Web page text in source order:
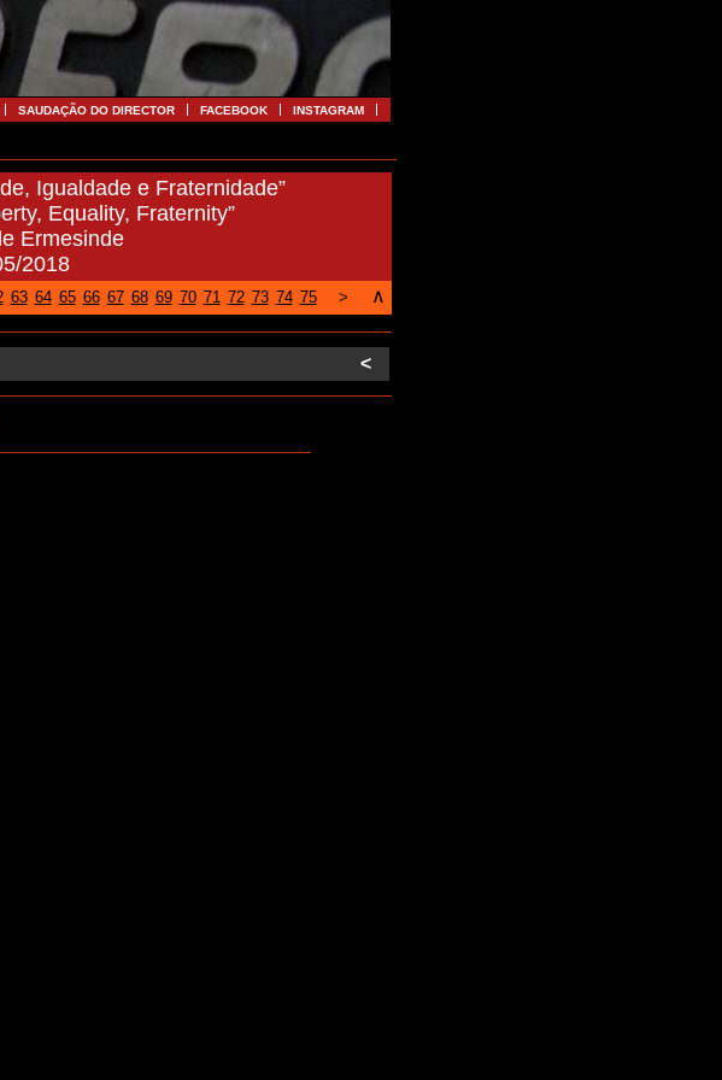
SAUDAÇÃO DO DIRECTOR FACEBOOK INSTAGRAM
Igualdade e Fraternidade”
Equality, Fraternity”
Ermesinde
2018
63 64 65 66 67 68 69 70 71 72 73 74 75 > ∧
<